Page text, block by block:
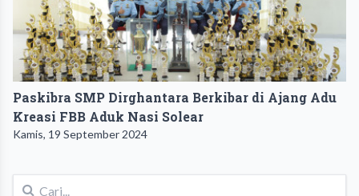
Paskibra SMP Dirghantara Berkibar di Ajang Adu
Kreasi FBB Aduk Nasi Solear
Kamis, 19 September 2024